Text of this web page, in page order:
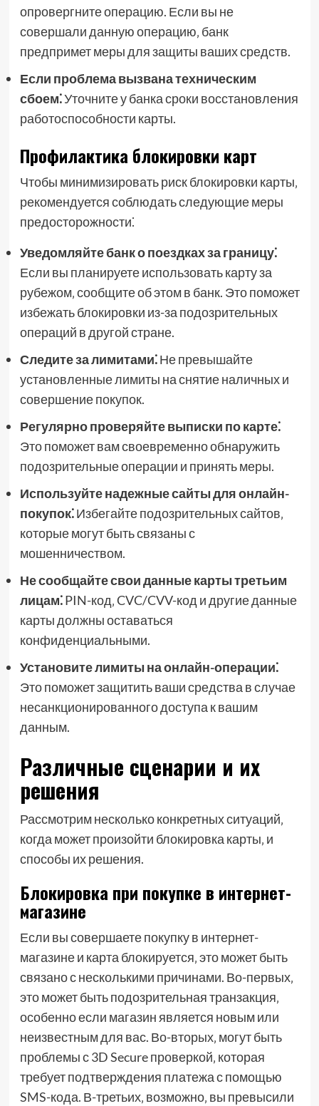
опровергните операцию. Если вы не
совершали данную операцию‚ банк
предпримет меры для защиты ваших средств.
Если проблема вызвана техническим
сбоем⁚Уточните у банка сроки восстановления
работоспособности карты.
Профилактика блокировки карт
Чтобы минимизировать риск блокировки карты‚
рекомендуется соблюдать следующие меры
предосторожности⁚
Уведомляйте банк о поездках за границу⁚
Если вы планируете использовать карту за
рубежом‚ сообщите об этом в банк. Это поможет
избежать блокировки из-за подозрительных
операций в другой стране.
Следите за лимитами⁚Не превышайте
установленные лимиты на снятие наличных и
совершение покупок.
Регулярно проверяйте выписки по карте⁚
Это поможет вам своевременно обнаружить
подозрительные операции и принять меры.
Используйте надежные сайты для онлайн-
покупок⁚Избегайте подозрительных сайтов‚
которые могут быть связаны с
мошенничеством.
Не сообщайте свои данные карты третьим
лицам⁚PIN-код‚ CVC/CVV-код и другие данные
карты должны оставаться
конфиденциальными.
Установите лимиты на онлайн-операции⁚
Это поможет защитить ваши средства в случае
несанкционированного доступа к вашим
данным.
Различные сценарии и их
решения
Рассмотрим несколько конкретных ситуаций‚
когда может произойти блокировка карты‚ и
способы их решения.
Блокировка при покупке в интернет-
магазине
Если вы совершаете покупку в интернет-
магазине и карта блокируется‚ это может быть
связано с несколькими причинами. Во-первых‚
это может быть подозрительная транзакция‚
особенно если магазин является новым или
неизвестным для вас. Во-вторых‚ могут быть
проблемы с 3D Secure проверкой‚ которая
требует подтверждения платежа с помощью
SMS-кода. В-третьих‚ возможно‚ вы превысили